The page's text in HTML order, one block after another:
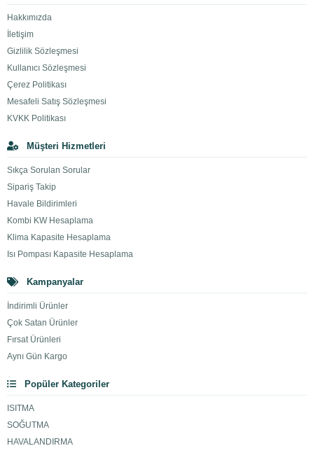
Hakkımızda
İletişim
Gizlilik Sözleşmesi
Kullanıcı Sözleşmesi
Çerez Politikası
Mesafeli Satış Sözleşmesi
KVKK Politikası
Müşteri Hizmetleri
Sıkça Sorulan Sorular
Sipariş Takip
Havale Bildirimleri
Kombi KW Hesaplama
Klima Kapasite Hesaplama
Isı Pompası Kapasite Hesaplama
Kampanyalar
İndirimli Ürünler
Çok Satan Ürünler
Fırsat Ürünleri
Aynı Gün Kargo
Popüler Kategoriler
ISITMA
SOĞUTMA
HAVALANDIRMA